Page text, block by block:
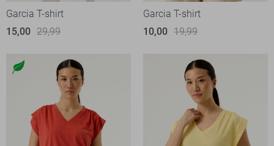
Garcia T-shirt
15,00 29,99
Garcia T-shirt
10,00 19,99